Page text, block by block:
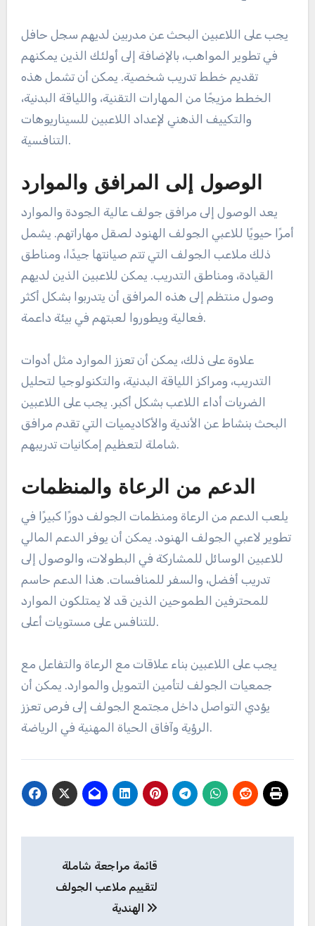
يجب على اللاعبين البحث عن مدربين لديهم سجل حافل
في تطوير المواهب، بالإضافة إلى أولئك الذين يمكنهم
تقديم خطط تدريب شخصية. يمكن أن تشمل هذه
الخطط مزيجًا من المهارات التقنية، واللياقة البدنية،
والتكييف الذهني لإعداد اللاعبين للسيناريوهات
التنافسية.
الوصول إلى المرافق والموارد
يعد الوصول إلى مرافق جولف عالية الجودة والموارد
أمرًا حيويًا للاعبي الجولف الهنود لصقل مهاراتهم. يشمل
ذلك ملاعب الجولف التي تتم صيانتها جيدًا، ومناطق
القيادة، ومناطق التدريب. يمكن للاعبين الذين لديهم
وصول منتظم إلى هذه المرافق أن يتدربوا بشكل أكثر
فعالية ويطوروا لعبتهم في بيئة داعمة.
علاوة على ذلك، يمكن أن تعزز الموارد مثل أدوات
التدريب، ومراكز اللياقة البدنية، والتكنولوجيا لتحليل
الضربات أداء اللاعب بشكل أكبر. يجب على اللاعبين
البحث بنشاط عن الأندية والأكاديميات التي تقدم مرافق
شاملة لتعظيم إمكانيات تدريبهم.
الدعم من الرعاة والمنظمات
يلعب الدعم من الرعاة ومنظمات الجولف دورًا كبيرًا في
تطوير لاعبي الجولف الهنود. يمكن أن يوفر الدعم المالي
للاعبين الوسائل للمشاركة في البطولات، والوصول إلى
تدريب أفضل، والسفر للمنافسات. هذا الدعم حاسم
للمحترفين الطموحين الذين قد لا يمتلكون الموارد
للتنافس على مستويات أعلى.
يجب على اللاعبين بناء علاقات مع الرعاة والتفاعل مع
جمعيات الجولف لتأمين التمويل والموارد. يمكن أن
يؤدي التواصل داخل مجتمع الجولف إلى فرص تعزز
الرؤية وآفاق الحياة المهنية في الرياضة.
navigation
قائمة مراجعة شاملة
لتقييم ملاعب الجولف